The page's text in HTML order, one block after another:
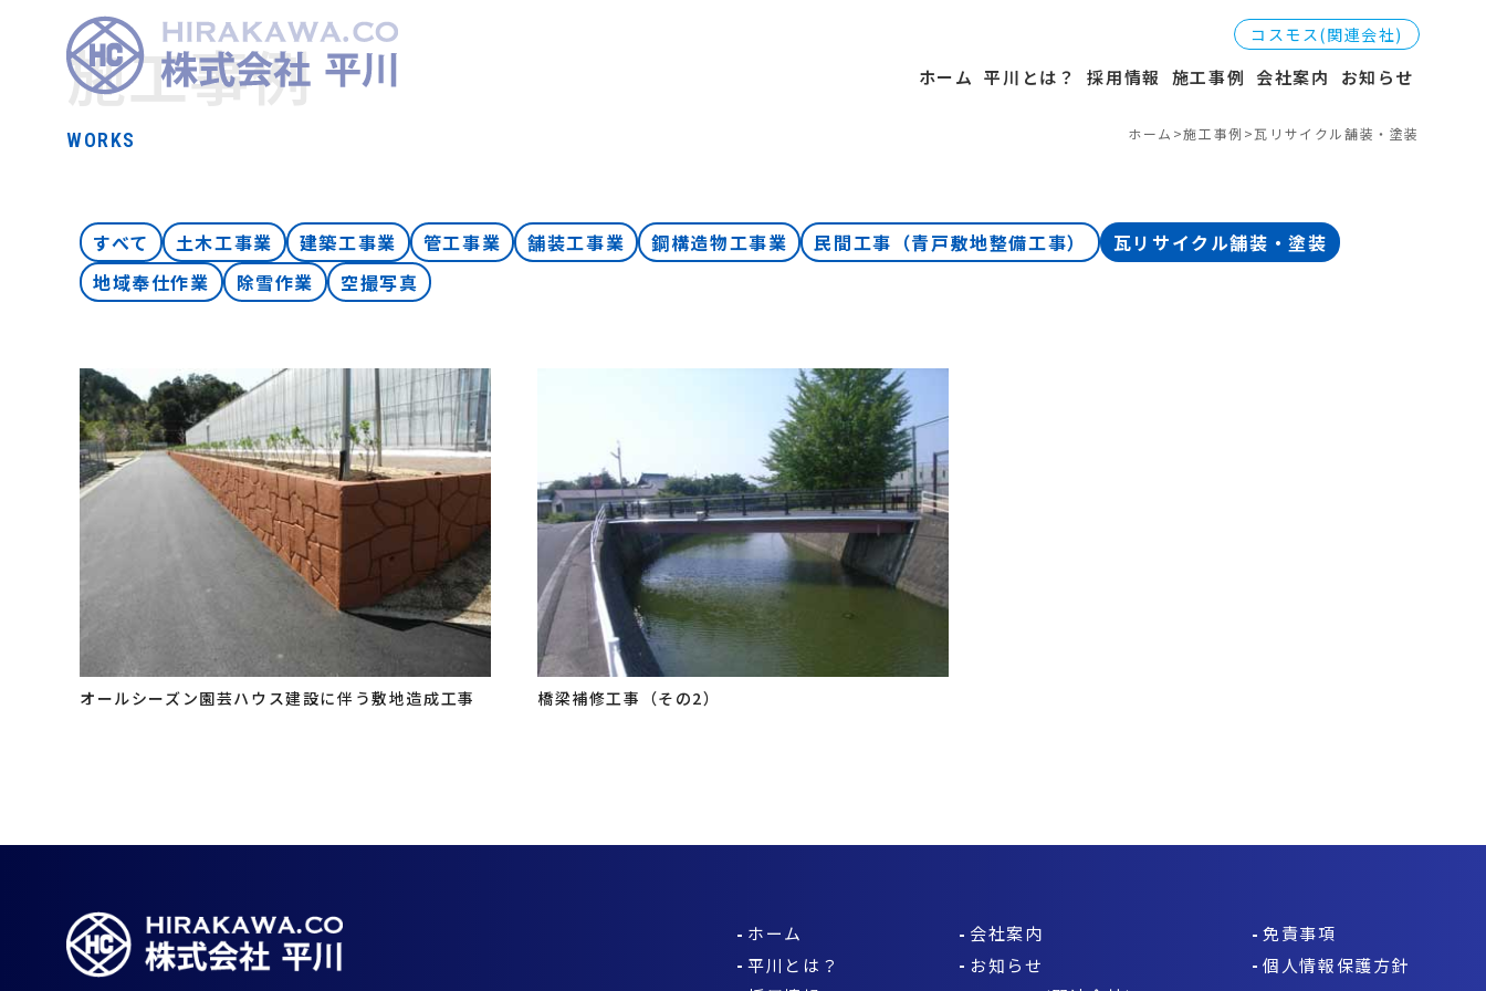
コスモス(関連会社)
ホーム 平川とは？ 採用情報 施工事例 会社案内 お知らせ
施工事例
WORKS ホーム >施工事例 >瓦リサイクル舗装・塗装
すべて 土木工事業 建築工事業 管工事業 舗装工事業 鋼構造物工事業 民間工事（青戸敷地整備工事）
瓦リサイクル舗装・塗装
地域奉仕作業
除雪作業 空撮写真
オールシーズン園芸ハウス建設に伴う敷地造成工事 橋梁補修工事（その2）
ホーム
平川とは？
会社案内
お知らせ
免責事項
個人情報保護方針